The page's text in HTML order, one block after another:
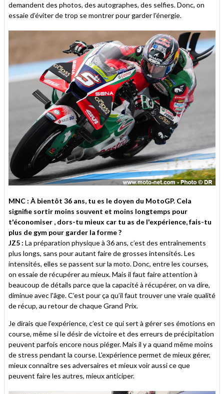
demandent des photos, des autographes, des selfies. Donc, on
essaie d’éviter de trop se montrer pour garder l’énergie.
MNC : À bientôt 36 ans, tu es le doyen du MotoGP. Cela
signifie sortir moins souvent et moins longtemps pour
t'économiser , dors-tu mieux car tu as de l'expérience, fais-tu
plus de gym pour garder la forme ?
JZ5 : La préparation physique à 36 ans, c’est des entraînements
plus longs, sans pour autant faire de grosses intensités. Les
intensités, elles se passent sur la moto. Donc, entre les courses,
on essaie de récupérer au mieux. Mais il faut faire attention à
beaucoup de détails parce que la capacité à récupérer, on va dire,
diminue avec l'âge. C’est pour ça qu’il faut trouver une vraie qualité
de récup, au retour de chaque Grand Prix.
Je dirais que l’expérience, c’est ce qui sert à gérer ses émotions en
course, même si le désir de victoire et des erreurs de précipitation
peuvent parfois encore nous piéger. Mais il y a quand même moins
de stress pendant la course. L'expérience permet de mieux gérer,
mieux connaître ses adversaires et mieux voir aussi ce que
peuvent faire les autres, mieux anticiper.